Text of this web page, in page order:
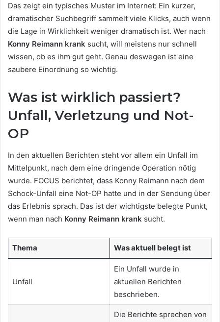
Das zeigt ein typisches Muster im Internet: Ein kurzer,
dramatischer Suchbegriff sammelt viele Klicks, auch wenn
die Lage in Wirklichkeit weniger dramatisch ist. Wer nach
Konny Reimann krank sucht, will meistens nur schnell
wissen, ob es ihm gut geht. Genau deswegen ist eine
saubere Einordnung so wichtig.
Was ist wirklich passiert?
Unfall, Verletzung und Not-
OP
In den aktuellen Berichten steht vor allem ein Unfall im
Mittelpunkt, nach dem eine dringende Operation nötig
wurde. FOCUS berichtet, dass Konny Reimann nach dem
Schock-Unfall eine Not-OP hatte und in der Sendung über
das Erlebnis sprach. Das ist der wichtigste belegte Punkt,
wenn man nach Konny Reimann krank sucht.
Thema Was aktuell belegt ist
Unfall
Ein Unfall wurde in
aktuellen Berichten
beschrieben.
Die Berichte sprechen von